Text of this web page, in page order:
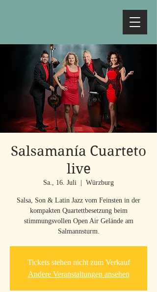
Salsamanía Cuarteto
live
Sa., 16. Juli Würzburg
Salsa, Son & Latin Jazz vom Feinsten in der
kompakten Quartettbesetzung beim
stimmungsvollen Open Air Gelände am
Salmannsturm.
Tickets stehen nicht zum Verkauf
Andere Veranstaltungen ansehen